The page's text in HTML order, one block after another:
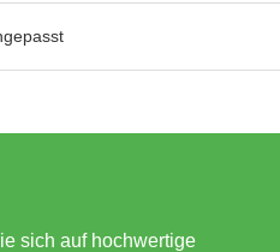
sich auf hochwertige